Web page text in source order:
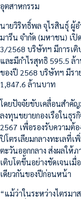
อุตสาหกรรม
นายวิริทธิ์พล จุไรสินธุ์ ผู้
มารีน จำกัด (มหาชน) เปิ
3/2568 บริษัทฯ มีการเติ
และมีกำไรสุทธิ 595.5 ล้
ของปี 2568 บริษัทฯ มีรา
1,847.6 ล้านบาท
โดยปัจจัยขับเคลื่อนสำคัญ
ลงทุนขยายกองเรือในธุ
2567 เพื่อรองรับความต้
ปิโตรเลียมกลางทะเลที่
ตะวันออกกลาง ส่งผลให้
เติบโตขึ้นอย่างชัดเจนเ
เดียวกันของปีก่อนหน้า
“แม้ว่าในระหว่างไตรม